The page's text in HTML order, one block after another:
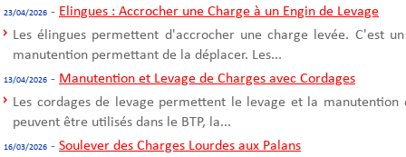
23/04/2026 - Elingues : Accrocher une Charge à un Engin de Levage
Les élingues permettent d'accrocher une charge levée. C'est
manutention permettant de la déplacer. Les...
13/04/2026 - Manutention et Levage de Charges avec Cordages
Les cordages de levage permettent le levage et la manutention
peuvent être utilisés dans le BTP, la...
16/03/2026 - Soulever des Charges Lourdes aux Palans